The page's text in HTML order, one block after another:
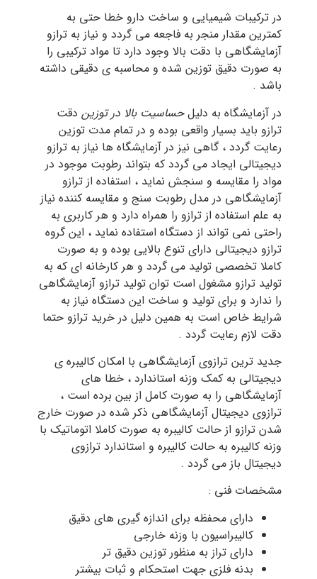
در ترکیبات شیمیایی و ساخت دارو خطا حتی به
کمترین مقدار منجر به فاجعه می گردد و نیاز به ترازو
آزمایشگاهی با دقت بالا وجود دارد تا مواد ترکیبی را
به صورت دقیق توزین شده و محاسبه ی دقیقی داشته
باشد .
در آزمایشگاه به دلیلحساسیت بالا در توزین دقت
ترازو باید بسیار واقعی بوده و در تمام مدت توزین
رعایت گردد ، گاهی نیز در آزمایشگاه ها نیاز به ترازو
دیجیتالی ایجاد می گردد که بتواند رطوبت موجود در
مواد را مقایسه و سنجش نماید ، استفاده از ترازو
آزمایشگاهی در مدل رطوبت سنج و مقایسه کننده نیاز
به علم استفاده از ترازو را همراه دارد و هر کاربری به
راحتی نمی تواند از دستگاه استفاده نماید ، این گروه
ترازو دیجیتالی دارای تنوع بالایی بوده و به صورت
کاملا تخصصی تولید می گردد و هر کارخانه ای که به
تولید ترازو مشغول است توان تولید ترازو آزمایشگاهی
را ندارد و برای تولید و ساخت این دستگاه نیاز به
شرایط خاص است به همین دلیل در خرید ترازو حتما
دقت لازم رعایت گردد .
جدید ترین ترازوی آزمایشگاهی با امکان کالیبره ی
دیجیتالی به کمک وزنه استاندارد ، خطا های
آزمایشگاهی را به صورت کامل از بین برده است ،
ترازوی دیجیتال آزمایشگاهی ذکر شده در صورت خارج
شدن ترازو از حالت کالیبره به صورت کاملا اتوماتیک با
وزنه کالیبره به حالت کالیبره و استاندارد ترازوی
دیجیتال باز می گردد .
مشخصات فنی :
دارای محفظه برای اندازه گیری های دقیق
کالیبراسیون با وزنه خارجی
دارای تراز به منظور توزین دقیق تر
بدنه فلزی جهت استحکام و ثبات بیشتر